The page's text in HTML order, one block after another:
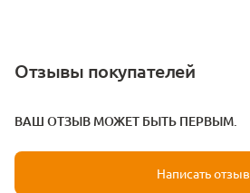
Отзывы покупателей
ВАШ ОТЗЫВ МОЖЕТ БЫТЬ ПЕРВЫМ.
Написать отзыв